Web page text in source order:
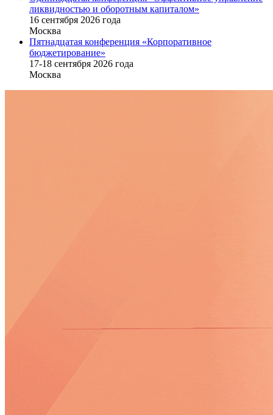
ликвидностью и оборотным капиталом»
16 cентября 2026 года
Москва
Пятнадцатая конференция «Корпоративное
бюджетирование»
17-18 сентября 2026 года
Москва